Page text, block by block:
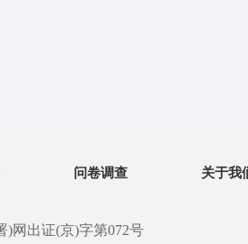
问卷调查 关于我
)网出证(京)字第072号